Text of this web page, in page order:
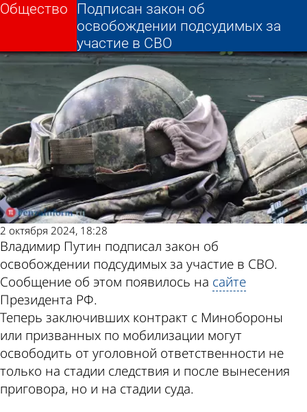
Подписан закон об
освобождении подсудимых за
участие в СВО
Общество
2 октября 2024, 18:28
Владимир Путин подписал закон об
освобождении подсудимых за участие в СВО.
Сообщение об этом появилось на сайте
Президента РФ.
Теперь заключивших контракт с Минобороны
или призванных по мобилизации могут
освободить от уголовной ответственности не
только на стадии следствия и после вынесения
приговора, но и на стадии суда.
Подписан закон об
освобождении подсудимых за
участие в СВО
Общество
Другие новости
по теме
Погода и курсы
валют в Пензе